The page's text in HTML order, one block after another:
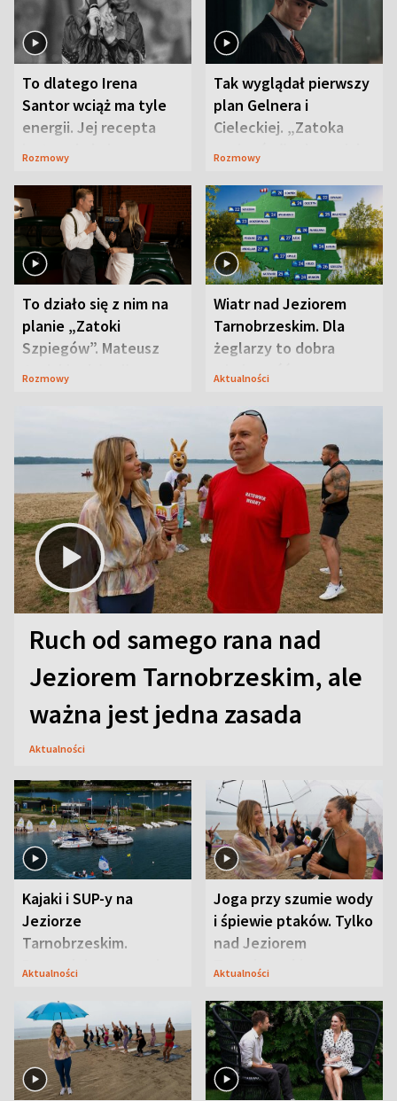
To dlatego Irena
Santor wciąż ma tyle
energii. Jej recepta
jest zaskakująco
Rozmowy
Tak wyglądał pierwszy
plan Gelnera i
Cieleckiej. „Zatoka
szpiegów” od razu ich
Rozmowy
To działo się z nim na
planie „Zatoki
Szpiegów”. Mateusz
Janicki odsłonił
Rozmowy
Wiatr nad Jeziorem
Tarnobrzeskim. Dla
żeglarzy to dobra
wiadomość
Aktualności
Ruch od samego rana nad
Jeziorem Tarnobrzeskim, ale
ważna jest jedna zasada
Aktualności
Kajaki i SUP-y na
Jeziorze
Tarnobrzeskim.
Przyrodnicy zwracają
Aktualności
Joga przy szumie wody
i śpiewie ptaków. Tylko
nad Jeziorem
Tarnobrzeskim
Aktualności